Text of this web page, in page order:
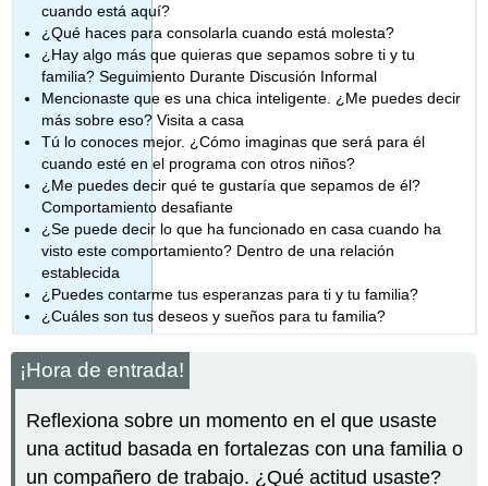
cuando está aquí?
¿Qué haces para consolarla cuando está molesta?
¿Hay algo más que quieras que sepamos sobre ti y tu
familia? Seguimiento Durante Discusión Informal
Mencionaste que es una chica inteligente. ¿Me puedes decir
más sobre eso? Visita a casa
Tú lo conoces mejor. ¿Cómo imaginas que será para él
cuando esté en el programa con otros niños?
¿Me puedes decir qué te gustaría que sepamos de él?
Comportamiento desafiante
¿Se puede decir lo que ha funcionado en casa cuando ha
visto este comportamiento? Dentro de una relación
establecida
¿Puedes contarme tus esperanzas para ti y tu familia?
¿Cuáles son tus deseos y sueños para tu familia?
¡Hora de entrada!
Reflexiona sobre un momento en el que usaste
una actitud basada en fortalezas con una familia o
un compañero de trabajo. ¿Qué actitud usaste?